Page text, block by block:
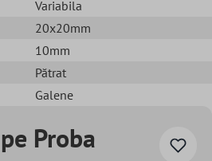
Variabila
20x20mm
10mm
Pătrat
Galene
Proba